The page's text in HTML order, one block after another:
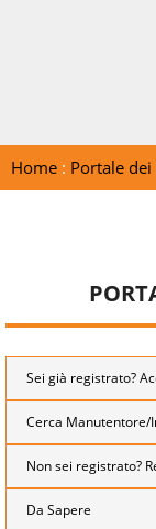
Home: Portale
Sei già registrato?
Cerca Manutentore/
Non sei registrato?
Da Sapere